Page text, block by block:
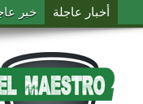
أخبار عاجلة خبر